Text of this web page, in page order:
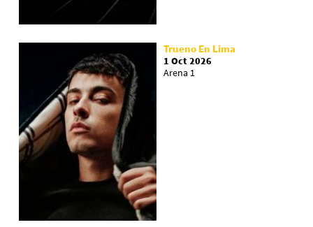
Trueno En Lima
1 Oct 2026
Arena 1